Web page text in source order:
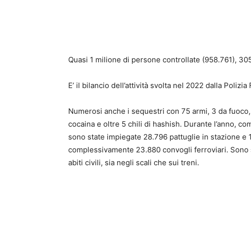
Quasi 1 milione di persone controllate (958.761),
E’ il bilancio dell’attività svolta nel 2022 dalla Polizia
Numerosi anche i sequestri con 75 armi, 3 da
cocaina e oltre 5 chili di hashish. Durante l’anno,
sono state impiegate 28.796 pattuglie in stazione
complessivamente 23.880 convogli ferroviari.
abiti civili, sia negli scali che sui treni.